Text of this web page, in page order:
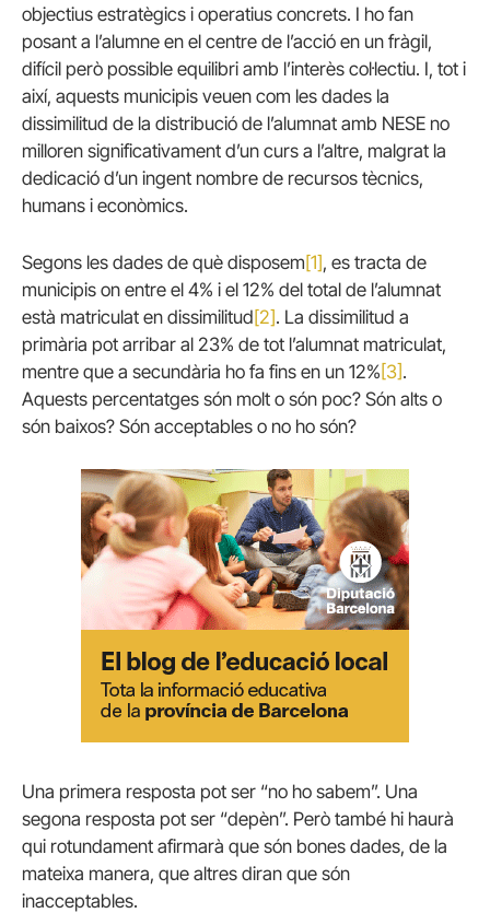
objectius estratègics i operatius concrets. I ho fan
posant a l’alumne en el centre de l’acció en un fràgil,
difícil però possible equilibri amb l’interès col·lectiu. I, tot i
així, aquests municipis veuen com les dades la
dissimilitud de la distribució de l’alumnat amb NESE no
milloren significativament d’un curs a l’altre, malgrat la
dedicació d’un ingent nombre de recursos tècnics,
humans i econòmics.
Segons les dades de què disposem[1], es tracta de
municipis on entre el 4% i el 12% del total de l’alumnat
està matriculat en dissimilitud[2]. La dissimilitud a
primària pot arribar al 23% de tot l’alumnat matriculat,
mentre que a secundària ho fa fins en un 12%[3].
Aquests percentatges són molt o són poc? Són alts o
són baixos? Són acceptables o no ho són?
Una primera resposta pot ser “no ho sabem”. Una
segona resposta pot ser “depèn”. Però també hi haurà
qui rotundament afirmarà que són bones dades, de la
mateixa manera, que altres diran que són
inacceptables.